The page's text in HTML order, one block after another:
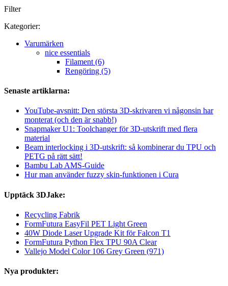
Filter
Kategorier:
Varumärken
nice essentials
Filament (6)
Rengöring (5)
Senaste artiklarna:
YouTube-avsnitt: Den största 3D-skrivaren vi någonsin har
monterat (och den är snabb!)
Snapmaker U1: Toolchanger för 3D-utskrift med flera
material
Beam interlocking i 3D-utskrift: så kombinerar du TPU och
PETG på rätt sätt!
Bambu Lab AMS-Guide
Hur man använder fuzzy skin-funktionen i Cura
Upptäck 3DJake:
Recycling Fabrik
FormFutura EasyFil PET Light Green
40W Diode Laser Upgrade Kit för Falcon T1
FormFutura Python Flex TPU 90A Clear
Vallejo Model Color 106 Grey Green (971)
Nya produkter: